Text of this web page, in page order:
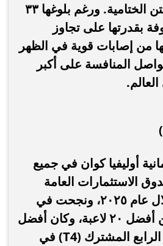
بطولة أرامكو هيوستن الختامية. ورغم بلوغها ٣٣
بقدرتها على تجاوز
من إصابات قوية في الظهر
المنافسة على أكبر
أوليفيا كوان في جميع
الاستثمارات العامة
العالمية الخمس خلال عام ٢٠٢٥، ونجحت في
إنهاء ثلاث منها ضمن أفضل ٢٠ لاعبة، وكان أفضل
إنجاز لها هو المركز الرابع المشترك (T4) في